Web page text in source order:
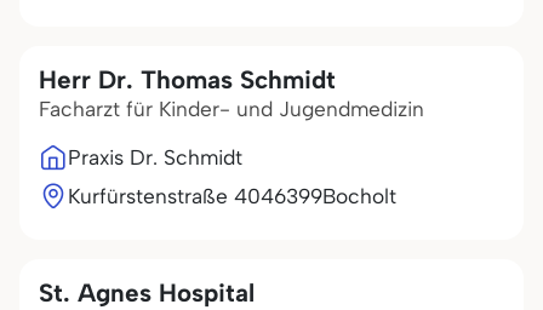
Herr Dr. Thomas Schmidt
Facharzt für Kinder- und Jugendmedizin
Praxis Dr. Schmidt
Kurfürstenstraße 4046399Bocholt
St. Agnes Hospital